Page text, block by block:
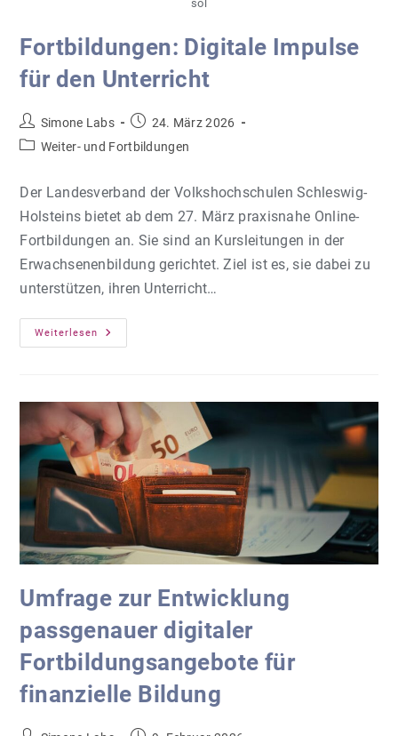
sol
Fortbildungen: Digitale Impulse
für den Unterricht
Beitrags-
Autor:
Simone Labs
Beitrag
veröffentlicht:
24. März 2026
Beitrags-
Weiter- und Fortbildungen
Der Landesverband der Volkshochschulen Schleswig-
Holsteins bietet ab dem 27. März praxisnahe Online-
Fortbildungen an. Sie sind an Kursleitungen in der
Erwachsenenbildung gerichtet. Ziel ist es, sie dabei zu
unterstützen, ihren Unterricht…
Weiterlesen
Fortbildungen:
Digitale
Umfrage zur Entwicklung
passgenauer digitaler
Fortbildungsangebote für
finanzielle Bildung